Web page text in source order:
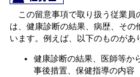
この留意事項で取り扱う従業員
は、健康診断の結果、病歴、そ
います。例えば、以下のものがあ
健康診断の結果、医師等か
事後措置、保健指導の内容